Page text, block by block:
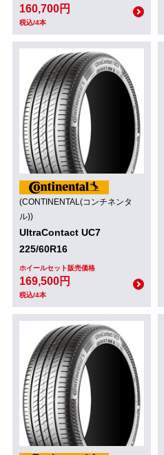
160,700円
税込/4本
(CONTINENTAL(コンチネンタ
ル))
UltraContact UC7
225/60R16
ホイールセット販売価格
169,500円
税込/4本